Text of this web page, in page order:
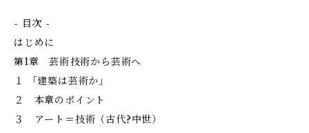
- 目次 -
はじめに
第1章 芸術――技術から芸術へ
１ 「建築は芸術か」
２ 本章のポイント
３ アート＝技術（古代?中世）